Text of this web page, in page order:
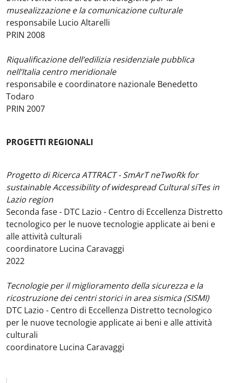
musealizzazione e la comunicazione culturale
responsabile Lucio Altarelli
PRIN 2008
Riqualificazione dell’edilizia residenziale pubblica
nell’Italia centro meridionale
responsabile e coordinatore nazionale Benedetto
Todaro
PRIN 2007
PROGETTI REGIONALI
Progetto di Ricerca ATTRACT - SmArT neTwoRk for
sustainable Accessibility of widespread Cultural siTes in
Lazio region
Seconda fase - DTC Lazio - Centro di Eccellenza Distretto
tecnologico per le nuove tecnologie applicate ai beni e
alle attività culturali
coordinatore Lucina Caravaggi
2022
Tecnologie per il miglioramento della sicurezza e la
ricostruzione dei centri storici in area sismica (SISMI)
DTC Lazio - Centro di Eccellenza Distretto tecnologico
per le nuove tecnologie applicate ai beni e alle attività
culturali
coordinatore Lucina Caravaggi